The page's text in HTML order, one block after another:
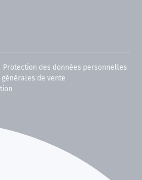
Protection des données personnelles
générales de vente